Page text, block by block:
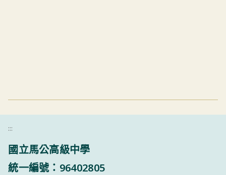
:::
國立馬公高級中學
統一編號：96402805